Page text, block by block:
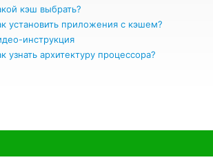
кэш выбрать?
установить приложения с кэшем?
инструкция
узнать архитектуру процессора?